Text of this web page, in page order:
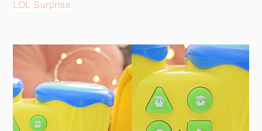
LOL Surprise